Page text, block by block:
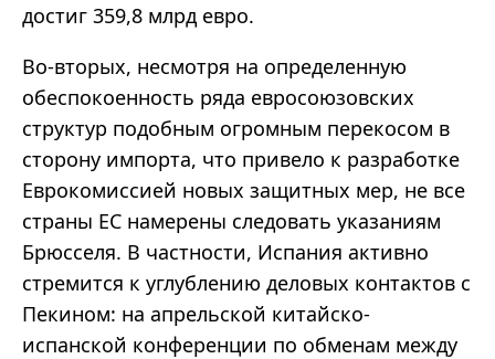
достиг 359,8 млрд евро.
Во-вторых, несмотря на определенную
обеспокоенность ряда евросоюзовских
структур подобным огромным перекосом в
сторону импорта, что привело к разработке
Еврокомиссией новых защитных мер, не все
страны ЕС намерены следовать указаниям
Брюсселя. В частности, Испания активно
стремится к углублению деловых контактов с
Пекином: на апрельской китайско-
испанской конференции по обменам между